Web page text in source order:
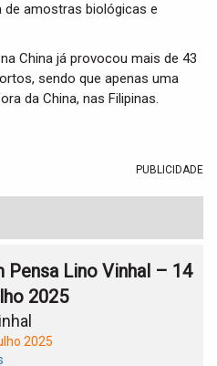
amostras biológicas e
China já provocou mais de 43
sendo que apenas uma
da China, nas Filipinas.
PUBLICIDADE
Pensa Lino Vinhal – 14
2025
2025